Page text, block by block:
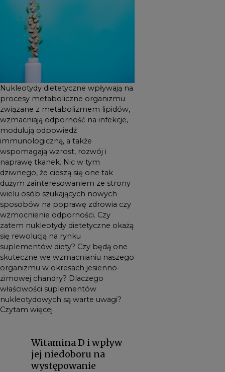
naprawę tkanek. Nic w tym
dziwnego, że cieszą się one
tak dużym zainteresowaniem
ze strony wielu osób
szukających nowych
sposobów na poprawę
odporności. Czy zatem
nukleotydy dietetyczne
okażą się rewolucją na rynku
suplementów diety? Czy
będą one skuteczne we
wzmacnianiu naszego
organizmu w okresach
jesienno-zimowej chandry?
Dlaczego właściwości
suplementów
nukleotydowych są warte
uwagi?
Nukleotydy dietetyczne wpływają na
procesy metaboliczne organizmu
związane z metabolizmem lipidów,
wzmacniają odporność na infekcje,
modulują odpowiedź
immunologiczną, a także
wspomagają wzrost, rozwój i
naprawę tkanek. Nic w tym
dziwnego, że cieszą się one tak
dużym zainteresowaniem ze strony
wielu osób szukających nowych
sposobów na poprawę zdrowia czy
wzmocnienie odporności. Czy
zatem nukleotydy dietetyczne okażą
się rewolucją na rynku
suplementów diety? Czy będą one
skuteczne we wzmacnianiu naszego
organizmu w okresach jesienno-
zimowej chandry? Dlaczego
właściwości suplementów
nukleotydowych są warte uwagi?
Czytam więcej
Witamina D i wpływ
jej niedoboru na
występowanie